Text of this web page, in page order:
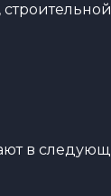
, строительной
в